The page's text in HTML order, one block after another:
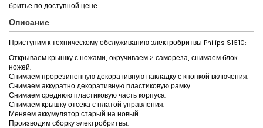
бритье по доступной цене.
Описание
Приступим к техническому обслуживанию электробритвы Philips S1510:
Открываем крышку с ножами, окручиваем 2 самореза, снимаем блок
ножей.
Снимаем прорезиненную декоративную накладку с кнопкой включения.
Снимаем аккуратно декоративную пластиковую рамку.
Снимаем среднюю пластиковую часть корпуса.
Снимаем крышку отсека с платой управления.
Меняем аккумулятор старый на новый.
Производим сборку электробритвы.